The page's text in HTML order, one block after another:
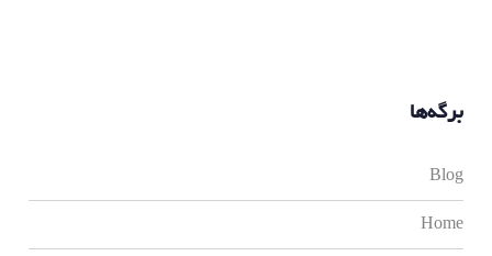
برگه‌ها
Blog
Home